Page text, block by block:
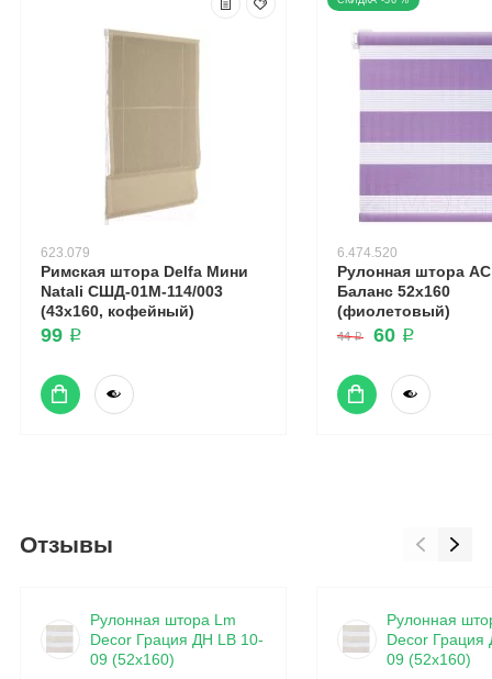
623.079
Римская штора Delfa Мини
Natali СШД-01М-114/003
(43x160, кофейный)
99 ₽
6.474.520
Рулонная штора
Баланс 52x160
(фиолетовый)
44 ₽ 60 ₽
Отзывы
Рулонная штора Lm
Decor Грация ДН LB 10-
09 (52x160)
Рулонная
Decor Грация
09 (52x160)